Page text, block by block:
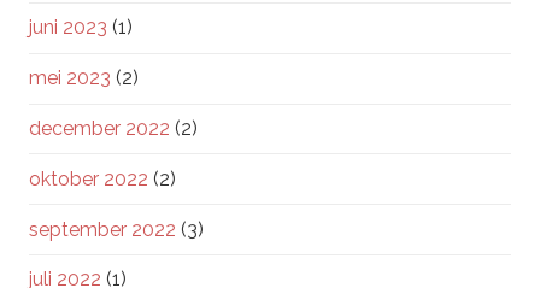
juni 2023 (1)
mei 2023 (2)
december 2022 (2)
oktober 2022 (2)
september 2022 (3)
juli 2022 (1)